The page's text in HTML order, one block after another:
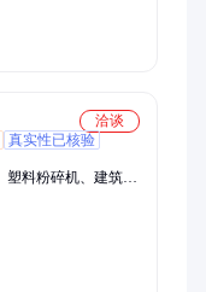
洽谈
真实性已核验
料粉碎机、建筑垃
生油压榨